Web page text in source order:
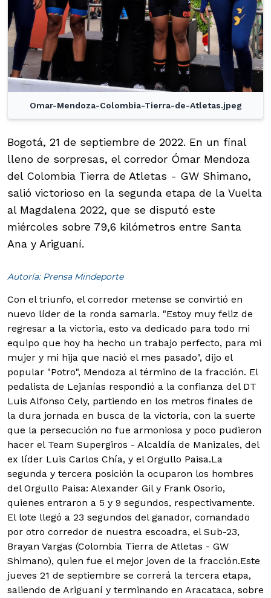
Omar-Mendoza-Colombia-Tierra-de-Atletas.jpeg
Bogotá, 21 de septiembre de 2022. En un final
lleno de sorpresas, el corredor Ómar Mendoza
del Colombia Tierra de Atletas - GW Shimano,
salió victorioso en la segunda etapa de la Vuelta
al Magdalena 2022, que se disputó este
miércoles sobre 79,6 kilómetros entre Santa
Ana y Ariguaní.
Autoría: Prensa Mindeporte
Con el triunfo, el corredor metense se convirtió en
nuevo líder de la ronda samaria. "Estoy muy feliz de
regresar a la victoria, esto va dedicado para todo mi
equipo que hoy ha hecho un trabajo perfecto, para mi
mujer y mi hija que nació el mes pasado", dijo el
popular "Potro", Mendoza al término de la fracción. El
pedalista de Lejanías respondió a la confianza del DT
Luis Alfonso Cely, partiendo en los metros finales de
la dura jornada en busca de la victoria, con la suerte
que la persecución no fue armoniosa y poco pudieron
hacer el Team Supergiros - Alcaldía de Manizales, del
ex líder Luis Carlos Chía, y el Orgullo Paisa.La
segunda y tercera posición la ocuparon los hombres
del Orgullo Paisa: Alexander Gil y Frank Osorio,
quienes entraron a 5 y 9 segundos, respectivamente.
El lote llegó a 23 segundos del ganador, comandado
por otro corredor de nuestra escoadra, el Sub-23,
Brayan Vargas (Colombia Tierra de Atletas - GW
Shimano), quien fue el mejor joven de la fracción.Este
jueves 21 de septiembre se correrá la tercera etapa,
saliendo de Ariguaní y terminando en Aracataca, sobre